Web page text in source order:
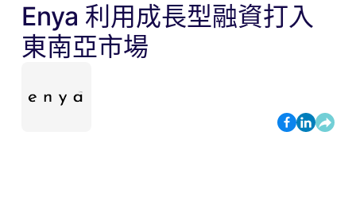
Enya 利用成長型融資打入
東南亞市場